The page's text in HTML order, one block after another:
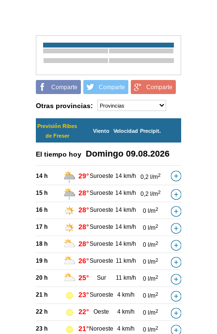
Comparte Comparte Comparte
Otras provincias:
Previsión Ribes
de Freser
Viento Velocidad Precipit.
El tiempo hoy Domingo 09.08.2026
14 h 29°Suroeste 14 km/h 0,2 l/m2
15 h 28°Suroeste 14 km/h 0,2 l/m2
16 h 28°Suroeste 14 km/h 0 l/m2
17 h 28°Suroeste 14 km/h 0 l/m2
18 h 28°Suroeste 14 km/h 0 l/m2
19 h 26°Suroeste 11 km/h 0 l/m2
20 h 25° Sur 11 km/h 0 l/m2
21 h 23°Suroeste 4 km/h 0 l/m2
22 h 22° Oeste 4 km/h 0 l/m2
23 h 21° Noroeste 4 km/h 0 l/m2